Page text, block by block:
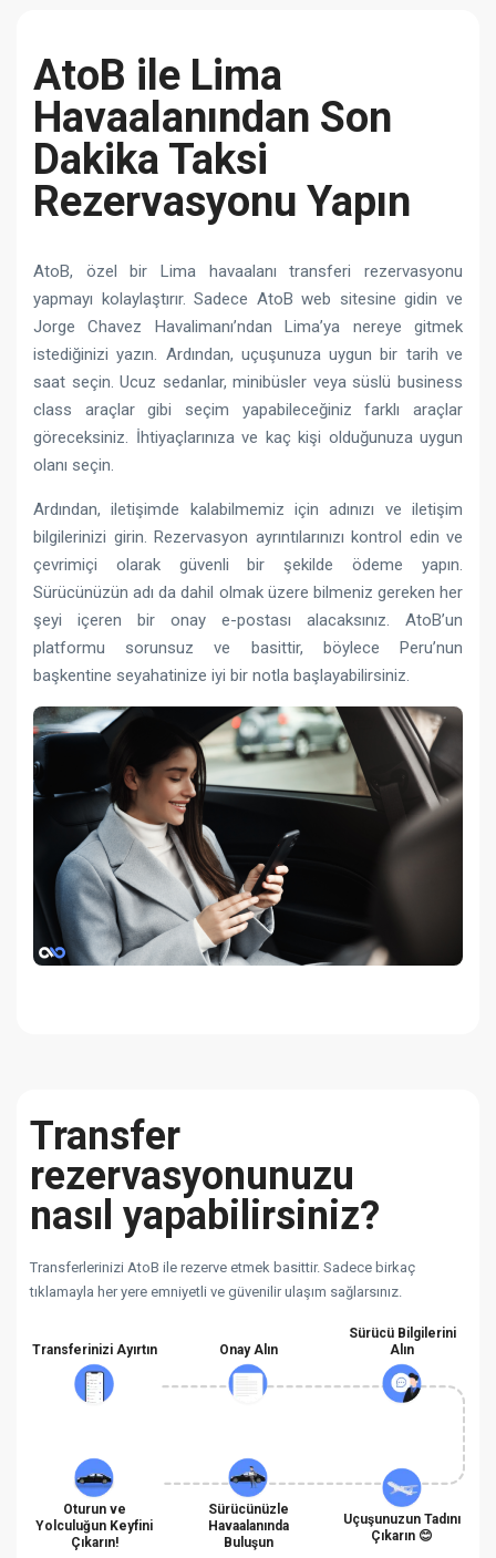
AtoB ile Lima
Havaalanından Son
Dakika Taksi
Rezervasyonu Yapın
AtoB, özel bir Lima havaalanı transferi rezervasyonu
yapmayı kolaylaştırır. Sadece AtoB web sitesine gidin ve
Jorge Chavez Havalimanı’ndan Lima’ya nereye gitmek
istediğinizi yazın. Ardından, uçuşunuza uygun bir tarih ve
saat seçin. Ucuz sedanlar, minibüsler veya süslü business
class araçlar gibi seçim yapabileceğiniz farklı araçlar
göreceksiniz. İhtiyaçlarınıza ve kaç kişi olduğunuza uygun
olanı seçin.
Ardından, iletişimde kalabilmemiz için adınızı ve iletişim
bilgilerinizi girin. Rezervasyon ayrıntılarınızı kontrol edin ve
çevrimiçi olarak güvenli bir şekilde ödeme yapın.
Sürücünüzün adı da dahil olmak üzere bilmeniz gereken her
şeyi içeren bir onay e-postası alacaksınız. AtoB’un
platformu sorunsuz ve basittir, böylece Peru’nun
başkentine seyahatinize iyi bir notla başlayabilirsiniz.
Transfer
rezervasyonunuzu
nasıl yapabilirsiniz?
Transferlerinizi AtoB ile rezerve etmek basittir. Sadece birkaç
tıklamayla her yere emniyetli ve güvenilir ulaşım sağlarsınız.
Transferinizi Ayırtın Onay Alın
Sürücü Bilgilerini
Alın
Oturun ve
Yolculuğun Keyfini
Çıkarın!
Sürücünüzle
Havaalanında
Buluşun
Uçuşunuzun Tadını
Çıkarın 😊